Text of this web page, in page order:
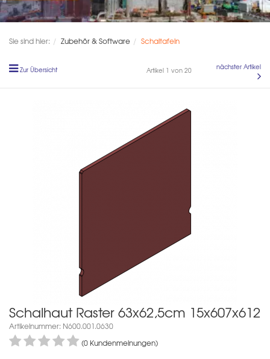
Sie sind hier: Zubehör & Software Schaltafeln
Zur Übersicht Artikel 1 von 20 nächster Artikel
Schalhaut Raster 63x62,5cm 15x607x612
Artikelnummer: N600.001.0630
(0 Kundenmeinungen)